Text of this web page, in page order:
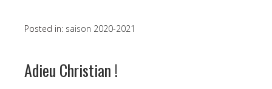
Posted in: saison 2020-2021
Adieu Christian !